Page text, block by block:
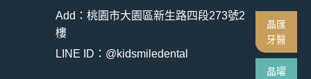
Add：桃園市大園區新生路四段273號2
樓
LINE ID：@kidsmiledental
晶匯
牙醫
晶曜